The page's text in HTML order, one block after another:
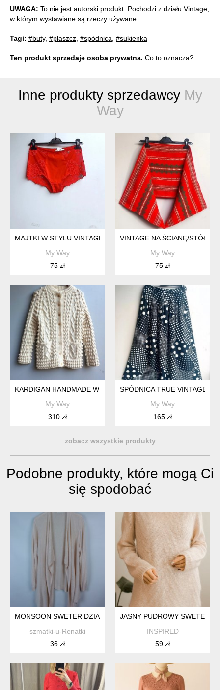
UWAGA: To nie jest autorski produkt. Pochodzi z działu Vintage,
w którym wystawiane są rzeczy używane.
Tagi: #buty, #płaszcz, #spódnica, #sukienka
Ten produkt sprzedaje osoba prywatna. Co to oznacza?
Inne produkty sprzedawcy My
Way
MAJTKI W STYLU VINTAGE/RETRO
My Way
75 zł
VINTAGE NA ŚCIANĘ/STÓŁ
My Way
75 zł
KARDIGAN HANDMADE WEŁNA
My Way
310 zł
SPÓDNICA TRUE VINTAGE
My Way
165 zł
zobacz wszystkie produkty
Podobne produkty, które mogą Ci
się spodobać
MONSOON SWETER DZIANINKA KARDIGAN NARZUTKA Z
szmatki-u-Renatki
36 zł
JASNY PUDROWY SWETER S/
INSPIRED
59 zł